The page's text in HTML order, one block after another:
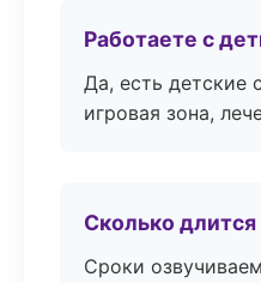
Работаете с
Да, есть детские
игровая зона,
Сколько
Сроки